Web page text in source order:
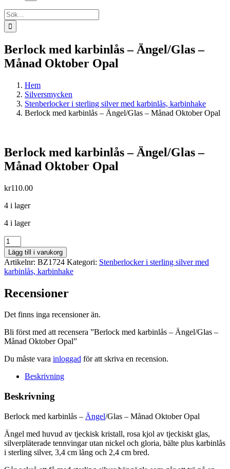
Sök
efter:
Berlock med karbinlås – Ängel/Glas –
Månad Oktober Opal
Hem
Silversmycken
Stenberlocker i sterling silver med karbinlås, karbinhake
Berlock med karbinlås – Ängel/Glas – Månad Oktober Opal
Berlock med karbinlås – Ängel/Glas –
Månad Oktober Opal
kr110.00
4 i lager
4 i lager
Berlock
med
karbinlås
-
Ängel/Glas
Månad
Opal
Lägg till i varukorg
Artikelnr: BZ1724 Kategori: Stenberlocker i sterling silver med
karbinlås, karbinhake
Recensioner
Det finns inga recensioner än.
Bli först med att recensera ”Berlock med karbinlås – Ängel/Glas –
Månad Oktober Opal”
Du måste vara inloggad för att skriva en recension.
Beskrivning
Beskrivning
Berlock med karbinlås – Ängel/Glas – Månad Oktober Opal
Ängel med huvud av tjeckisk kristall, rosa kjol av tjeckiskt glas,
silverpläterade tennvingar utan nickel och gloria, bälte plus karbinlås
i sterling silver, 3,4 cm lång och 2,4 cm bred.